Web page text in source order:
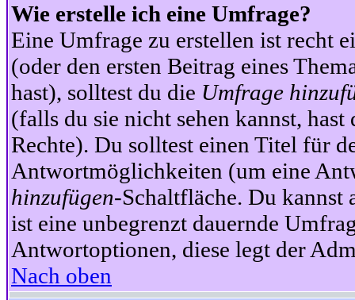
Wie erstelle ich eine Umfrage?
Eine Umfrage zu erstellen ist recht
(oder den ersten Beitrag eines
hast), solltest du die Umfrage
(falls du sie nicht sehen kannst,
Rechte). Du solltest einen Titel für
Antwortmöglichkeiten (um eine
hinzufügen-Schaltfläche. Du
ist eine unbegrenzt dauernde
Antwortoptionen, diese legt der
Nach oben